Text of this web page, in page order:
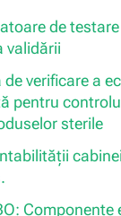
de
validării
de verificare a
pentru
sterile
Componente